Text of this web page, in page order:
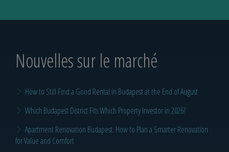
Nouvelles sur le marché
How to Still Find a Good Rental in Budapest at the End of August
Which Budapest District Fits Which Property Investor in 2026?
Apartment Renovation Budapest: How to Plan a Smarter Renovation
for Value and Comfort